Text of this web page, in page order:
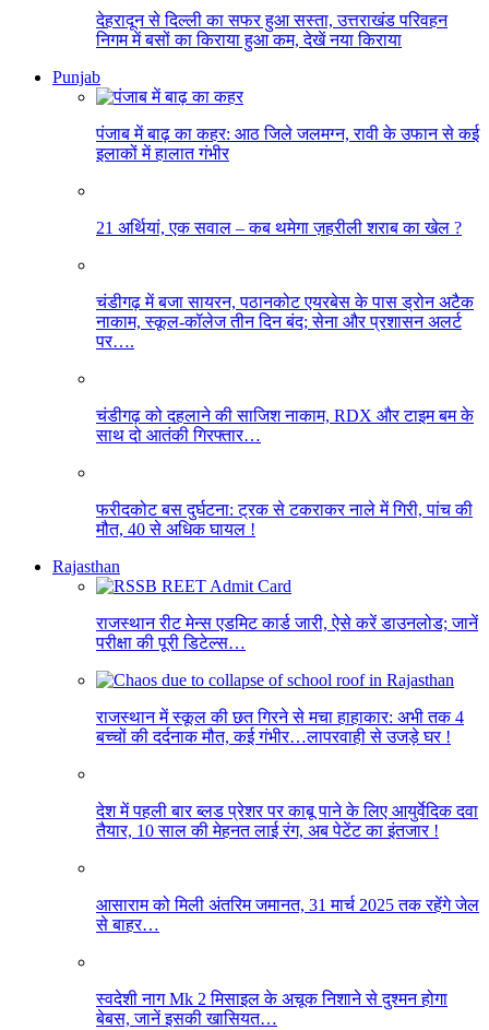
देहरादून से दिल्ली का सफर हुआ सस्ता, उत्तराखंड परिवहन
निगम में बसों का किराया हुआ कम, देखें नया किराया
Punjab
पंजाब में बाढ़ का कहर: आठ जिले जलमग्न, रावी के उफान से कई
इलाकों में हालात गंभीर
21 अर्थियां, एक सवाल – कब थमेगा ज़हरीली शराब का खेल ?
चंडीगढ़ में बजा सायरन, पठानकोट एयरबेस के पास ड्रोन अटैक
नाकाम, स्कूल-कॉलेज तीन दिन बंद; सेना और प्रशासन अलर्ट
पर….
चंडीगढ़ को दहलाने की साजिश नाकाम, RDX और टाइम बम के
साथ दो आतंकी गिरफ्तार…
फरीदकोट बस दुर्घटना: ट्रक से टकराकर नाले में गिरी, पांच की
मौत, 40 से अधिक घायल !
Rajasthan
राजस्थान रीट मेन्स एडमिट कार्ड जारी, ऐसे करें डाउनलोड; जानें
परीक्षा की पूरी डिटेल्स…
राजस्थान में स्कूल की छत गिरने से मचा हाहाकार: अभी तक 4
बच्चों की दर्दनाक मौत, कई गंभीर…लापरवाही से उजड़े घर !
देश में पहली बार ब्लड प्रेशर पर काबू पाने के लिए आयुर्वेदिक दवा
तैयार, 10 साल की मेहनत लाई रंग, अब पेटेंट का इंतजार !
आसाराम को मिली अंतरिम जमानत, 31 मार्च 2025 तक रहेंगे जेल
से बाहर…
स्वदेशी नाग Mk 2 मिसाइल के अचूक निशाने से दुश्मन होगा
बेबस, जानें इसकी खासियत…